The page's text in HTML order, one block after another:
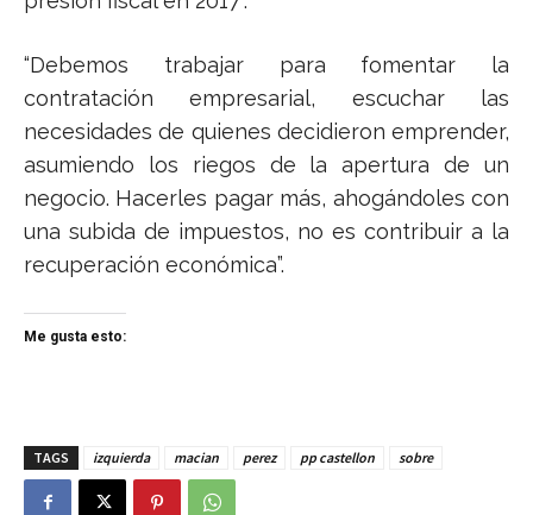
“Debemos trabajar para fomentar la
contratación empresarial, escuchar las
necesidades de quienes decidieron emprender,
asumiendo los riegos de la apertura de un
negocio. Hacerles pagar más, ahogándoles con
una subida de impuestos, no es contribuir a la
recuperación económica”.
Me gusta esto:
TAGS izquierda macian perez pp castellon sobre